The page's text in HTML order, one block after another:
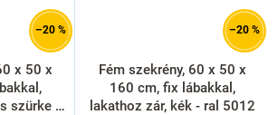
–20 %
x 50 x
szürke -
–20 %
Fém szekrény, 60 x 50 x
160 cm, fix lábakkal,
lakathoz zár, kék - ral 5012